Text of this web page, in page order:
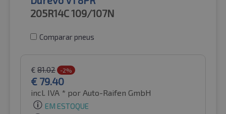
205R14C109/107N
Comparar pneus
€ 81.02 -2%
€ 79.40
incl. IVA * por Auto-Raifen GmbH
EM ESTOQUE